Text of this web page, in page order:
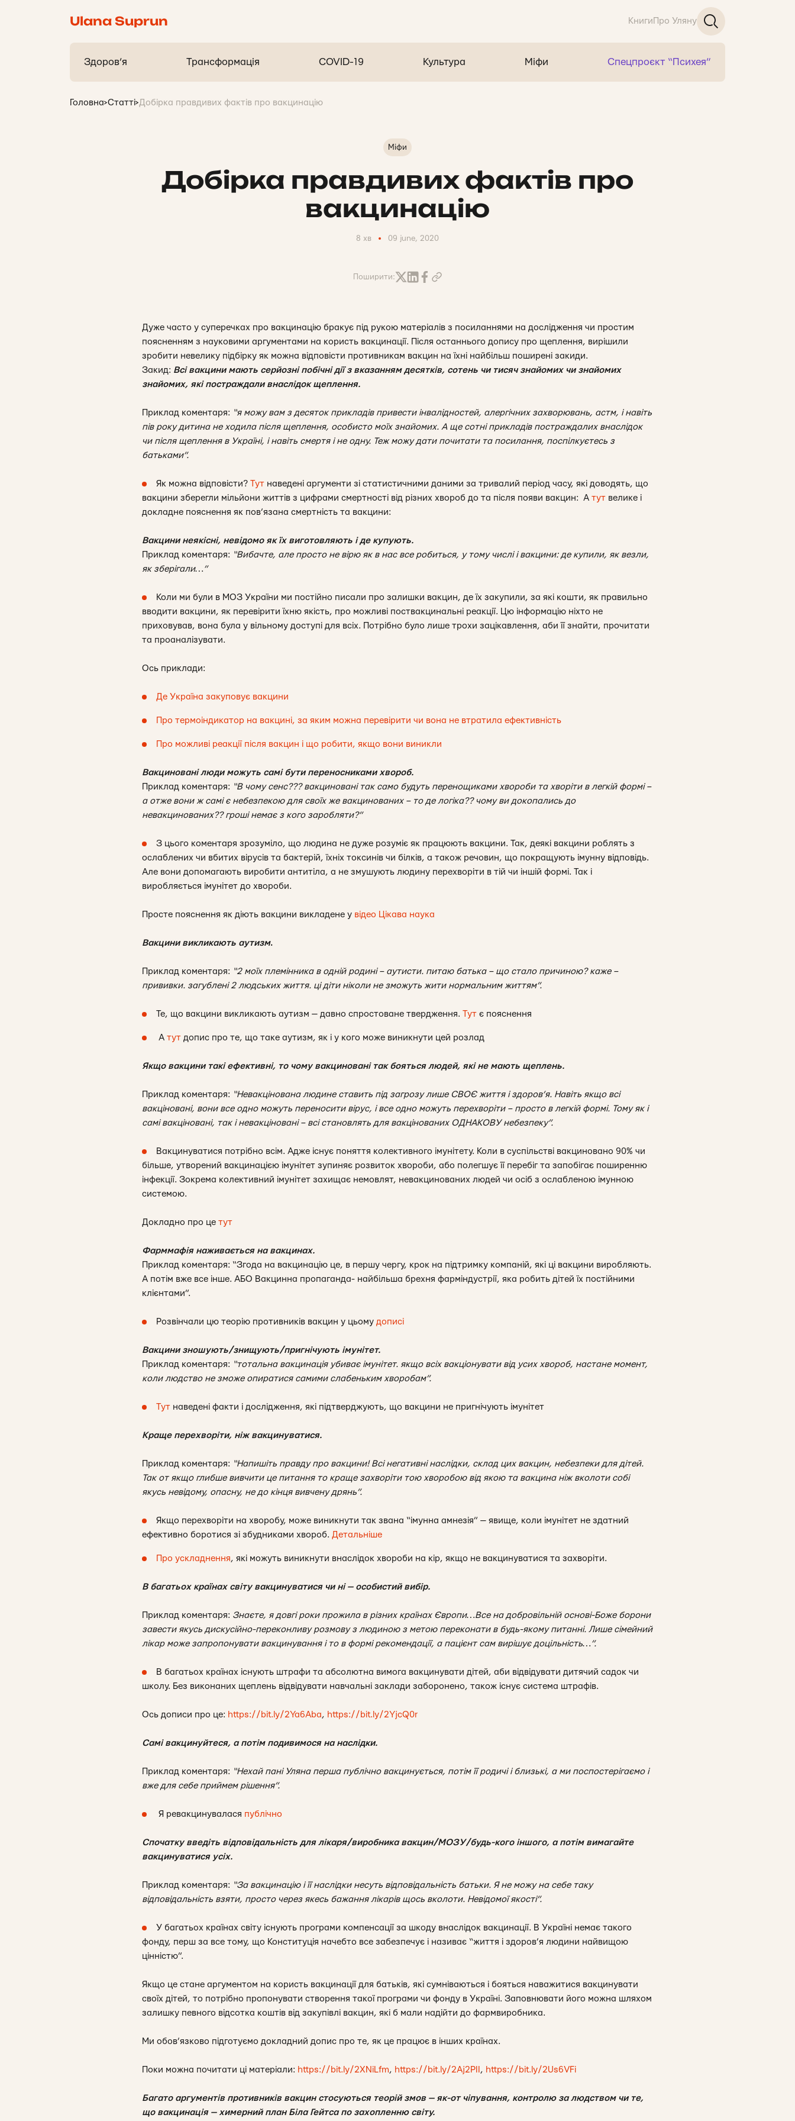
Ulana Suprun Книги Про Уляну
Здоров’я Трансформація COVID-19 Культура Міфи Спецпроєкт “Психея”
Головна>Статті>Добірка правдивих фактів про вакцинацію
Міфи
Добірка правдивих фактів про
вакцинацію
8 хв 09 june, 2020
Поширити:
Дуже часто у суперечках про вакцинацію бракує під рукою матеріалів з посиланнями на дослідження чи простим
поясненням з науковими аргументами на користь вакцинації. Після останнього допису про щеплення, вирішили
зробити невелику підбірку як можна відповісти противникам вакцин на їхні найбільш поширені закиди.
Закид: Всі вакцини мають серйозні побічні дії з вказанням десятків, сотень чи тисяч знайомих чи знайомих
знайомих, які постраждали внаслідок щеплення.
Приклад коментаря: “я можу вам з десяток прикладів привести інвалідностей, алергічних захворювань, астм, і навіть
пів року дитина не ходила після щеплення, особисто моїх знайомих. А ще сотні прикладів постраждалих внаслідок
чи після щеплення в Україні, і навіть смертя і не одну. Теж можу дати почитати та посилання, поспілкуєтесь з
батьками”.
Як можна відповісти? Тут наведені аргументи зі статистичними даними за тривалий період часу, які доводять, що
вакцини зберегли мільйони життів з цифрами смертності від різних хвороб до та після появи вакцин: А тут велике і
докладне пояснення як пов’язана смертність та вакцини:
Вакцини неякісні, невідомо як їх виготовляють і де купують.
Приклад коментаря: “Вибачте, але просто не вірю як в нас все робиться, у тому числі і вакцини: де купили, як везли,
як зберігали…”
Коли ми були в МОЗ України ми постійно писали про залишки вакцин, де їх закупили, за які кошти, як правильно
вводити вакцини, як перевірити їхню якість, про можливі поствакцинальні реакції. Цю інформацію ніхто не
приховував, вона була у вільному доступі для всіх. Потрібно було лише трохи зацікавлення, аби її знайти, прочитати
та проаналізувати.
Ось приклади:
Де Україна закуповує вакцини
Про термоіндикатор на вакцині, за яким можна перевірити чи вона не втратила ефективність
Про можливі реакції після вакцин і що робити, якщо вони виникли
Вакциновані люди можуть самі бути переносниками хвороб.
Приклад коментаря: “В чому сенс??? вакциновані так само будуть перенощиками хвороби та хворіти в легкій формі –
а отже вони ж самі є небезпекою для своїх же вакцинованих – то де логіка?? чому ви докопались до
невакцинованих?? гроші немає з кого заробляти?”
З цього коментаря зрозуміло, що людина не дуже розуміє як працюють вакцини. Так, деякі вакцини роблять з
ослаблених чи вбитих вірусів та бактерій, їхніх токсинів чи білків, а також речовин, що покращують імунну відповідь.
Але вони допомагають виробити антитіла, а не змушують людину перехворіти в тій чи іншій формі. Так і
виробляється імунітет до хвороби.
Просте пояснення як діють вакцини викладене у відео Цікава наука
Вакцини викликають аутизм.
Приклад коментаря: “2 моїх племінника в одній родині – аутисти. питаю батька – що стало причиною? каже –
прививки. загублені 2 людських життя. ці діти ніколи не зможуть жити нормальним життям”.
Те, що вакцини викликають аутизм — давно спростоване твердження. Тут є пояснення
А тут допис про те, що таке аутизм, як і у кого може виникнути цей розлад
Якщо вакцини такі ефективні, то чому вакциновані так бояться людей, які не мають щеплень.
Приклад коментаря: “Невакцінована людине ставить під загрозу лише СВОЄ життя і здоров’я. Навіть якщо всі
вакціновані, вони все одно можуть переносити вірус, і все одно можуть перехворіти – просто в легкій формі. Тому як і
самі вакціновані, так і невакціновані – всі становлять для вакцінованих ОДНАКОВУ небезпеку”.
Вакцинуватися потрібно всім. Адже існує поняття колективного імунітету. Коли в суспільстві вакциновано 90% чи
більше, утворений вакцинацією імунітет зупиняє розвиток хвороби, або полегшує її перебіг та запобігає поширенню
інфекції. Зокрема колективний імунітет захищає немовлят, невакцинованих людей чи осіб з ослабленою імунною
системою.
Докладно про це тут
Фарммафія наживається на вакцинах.
Приклад коментаря: “Згода на вакцинацію це, в першу чергу, крок на підтримку компаній, які ці вакцини виробляють.
А потім вже все інше. АБО Вакцинна пропаганда- найбільша брехня фарміндустрії, яка робить дітей їх постійними
клієнтами”.
Розвінчали цю теорію противників вакцин у цьому дописі
Вакцини зношують/знищують/пригнічують імунітет.
Приклад коментаря: “тотальна вакцинація убиває імунітет. якщо всіх вакціонувати від усих хвороб, настане момент,
коли людство не зможе опиратися самими слабеньким хворобам”.
Тут наведені факти і дослідження, які підтверджують, що вакцини не пригнічують імунітет
Краще перехворіти, ніж вакцинуватися.
Приклад коментаря: “Напишіть правду про вакцини! Всі негативні наслідки, склад цих вакцин, небезпеки для дітей.
Так от якщо глибше вивчити це питання то краще захворіти тою хворобою від якою та вакцина ніж вколоти собі
якусь невідому, опасну, не до кінця вивчену дрянь”.
Якщо перехворіти на хворобу, може виникнути так звана “імунна амнезія” — явище, коли імунітет не здатний
ефективно боротися зі збудниками хвороб. Детальніше
Про ускладнення, які можуть виникнути внаслідок хвороби на кір, якщо не вакцинуватися та захворіти.
В багатьох країнах світу вакцинуватися чи ні — особистий вибір.
Приклад коментаря: Знаєте, я довгі роки прожила в різних країнах Європи…Все на добровільній основі-Боже борони
завести якусь дискусійно-переконливу розмову з людиною з метою переконати в будь-якому питанні. Лише сімейний
лікар може запропонувати вакцинування і то в формі рекомендації, а пацієнт сам вирішує доцільність…”.
В багатьох країнах існують штрафи та абсолютна вимога вакцинувати дітей, аби відвідувати дитячий садок чи
школу. Без виконаних щеплень відвідувати навчальні заклади заборонено, також існує система штрафів.
Ось дописи про це: https://bit.ly/2Ya6Aba, https://bit.ly/2YjcQ0r
Самі вакцинуйтеся, а потім подивимося на наслідки.
Приклад коментаря: “Нехай пані Уляна перша публічно вакцинується, потім її родичі і близькі, а ми поспостерігаємо і
вже для себе приймем рішення”.
Я ревакцинувалася публічно
Спочатку введіть відповідальність для лікаря/виробника вакцин/МОЗУ/будь-кого іншого, а потім вимагайте
вакцинуватися усіх.
Приклад коментаря: “За вакцинацію і її наслідки несуть відповідальність батьки. Я не можу на себе таку
відповідальність взяти, просто через якесь бажання лікарів щось вколоти. Невідомої якості”.
У багатьох країнах світу існують програми компенсації за шкоду внаслідок вакцинації. В Україні немає такого
фонду, перш за все тому, що Конституція начебто все забезпечує і називає “життя і здоров’я людини найвищою
цінністю”.
Якщо це стане аргументом на користь вакцинації для батьків, які сумніваються і бояться наважитися вакцинувати
своїх дітей, то потрібно пропонувати створення такої програми чи фонду в Україні. Заповнювати його можна шляхом
залишку певного відсотка коштів від закупівлі вакцин, які б мали надійти до фармвиробника.
Ми обов’язково підготуємо докладний допис про те, як це працює в інших країнах.
Поки можна почитати ці матеріали: https://bit.ly/2XNiLfm, https://bit.ly/2Aj2PII , https://bit.ly/2Us6VFi
Багато аргументів противників вакцин стосуються теорій змов — як-от чіпування, контролю за людством чи те,
що вакцинація — химерний план Біла Гейтса по захопленню світу.